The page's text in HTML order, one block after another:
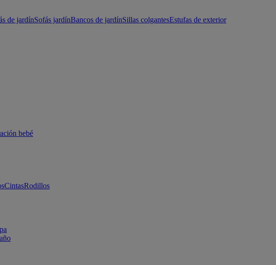
de jardínSofás jardínBancos de jardínSillas colgantesEstufas de exterior
bebé
CintasRodillos